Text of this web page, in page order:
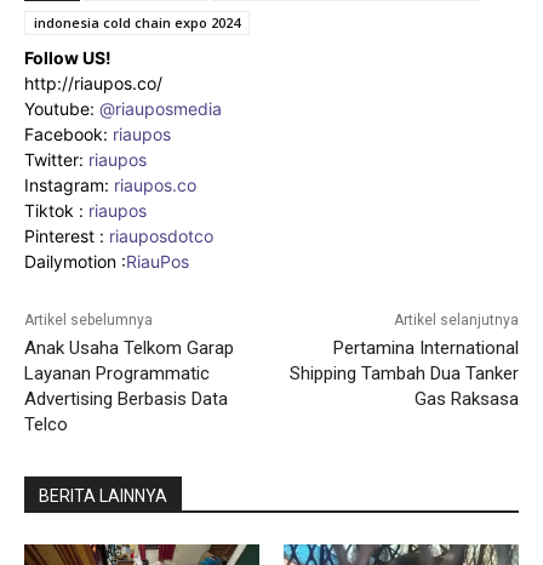
indonesia cold chain expo 2024
Follow US!
http://riaupos.co/
Youtube: @riauposmedia
Facebook: riaupos
Twitter: riaupos
Instagram: riaupos.co
Tiktok : riaupos
Pinterest : riauposdotco
Dailymotion :RiauPos
Artikel sebelumnya
Anak Usaha Telkom Garap
Layanan Programmatic
Advertising Berbasis Data
Telco
Artikel selanjutnya
Pertamina International
Shipping Tambah Dua Tanker
Gas Raksasa
BERITA LAINNYA